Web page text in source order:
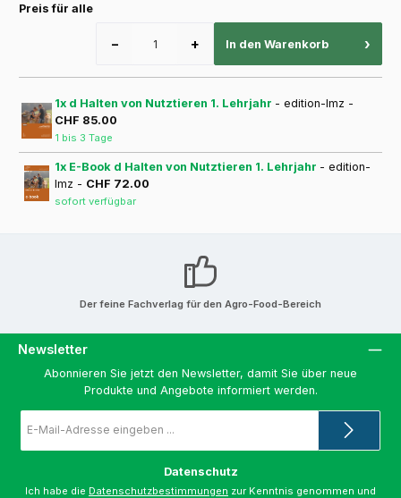
Preis für alle
− + In den Warenkorb ›
1x d Halten von Nutztieren 1. Lehrjahr - edition-lmz -
CHF 85.00
1 bis 3 Tage
1x E-Book d Halten von Nutztieren 1. Lehrjahr - edition-
lmz - CHF 72.00
sofort verfügbar
Der feine Fachverlag für den Agro-Food-Bereich
Newsletter
Abonnieren Sie jetzt den Newsletter, damit Sie über neue
Produkte und Angebote informiert werden.
Mail-
*
Datenschutz
Ich habe die Datenschutzbestimmungen zur Kenntnis genommen und